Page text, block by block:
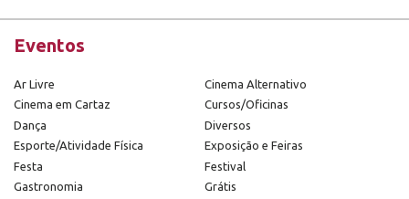
Eventos
Ar Livre
Cinema Alternativo
Cinema em Cartaz
Cursos/Oficinas
Dança
Diversos
Esporte/Atividade Física
Exposição e Feiras
Festa
Festival
Gastronomia
Grátis